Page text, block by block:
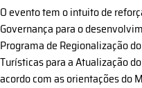
O evento tem o intuito de
Governança para o
Programa de Regionalização
Turísticas para a Atualização
acordo com as orientações do